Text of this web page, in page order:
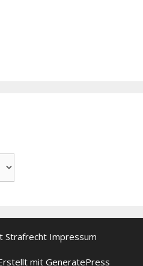
Strafrecht Impressum
mit GeneratePress